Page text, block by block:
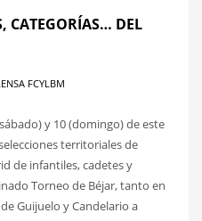
CATEGORÍAS… DEL
FCYLBM
y 10 (domingo) de este
territoriales de
de infantiles, cadetes y
Torneo de Béjar, tanto en
Guijuelo y Candelario a